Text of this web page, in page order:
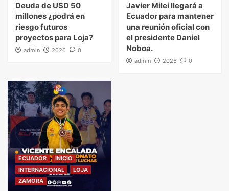
Deuda de USD 50
millones ¿podrá en
riesgo futuros
proyectos para Loja?
admin 2026 0
Javier Milei llegará a
Ecuador para mantener
una reunión oficial con
el presidente Daniel
Noboa.
admin 2026 0
ECUADOR
INICIO
INTERNACIONAL
LOJA
ZAMORA